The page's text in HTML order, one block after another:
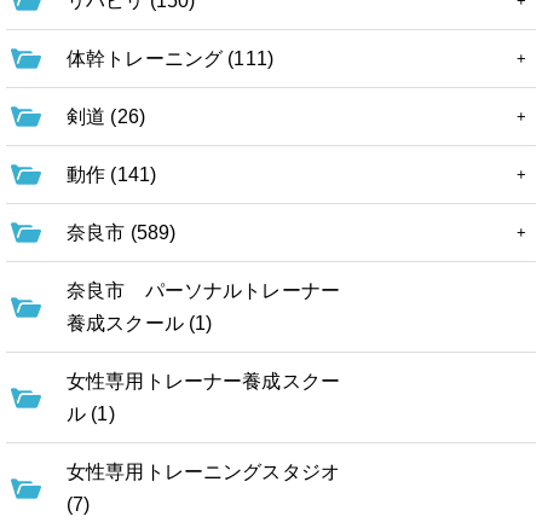
体幹トレーニング (111)
剣道 (26)
動作 (141)
奈良市 (589)
奈良市 パーソナルトレーナー
養成スクール (1)
女性専用トレーナー養成スクー
ル (1)
女性専用トレーニングスタジオ
(7)